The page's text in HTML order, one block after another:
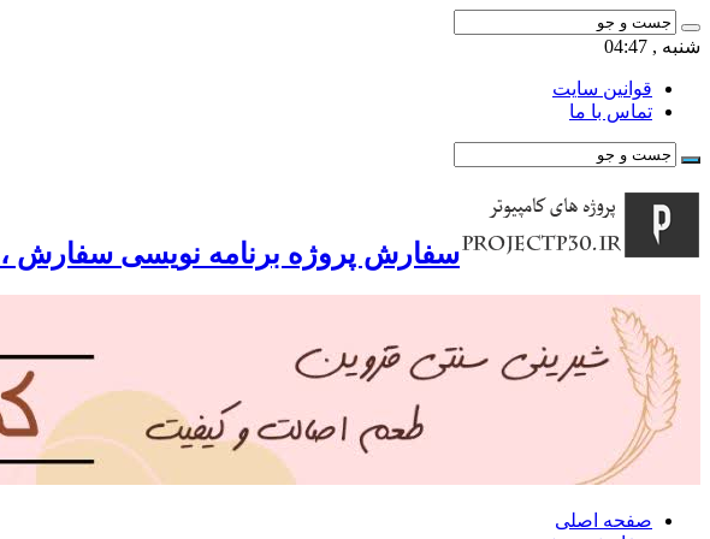
شنبه , 04:47
قوانین سایت
تماس با ما
سفارش پروژه برنامه نویسی سفارش ،
صفحه اصلی